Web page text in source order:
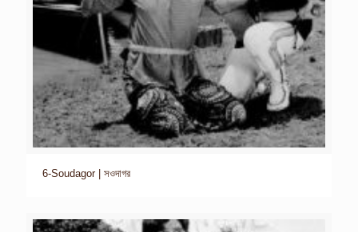
6-Soudagor | সওদাগর